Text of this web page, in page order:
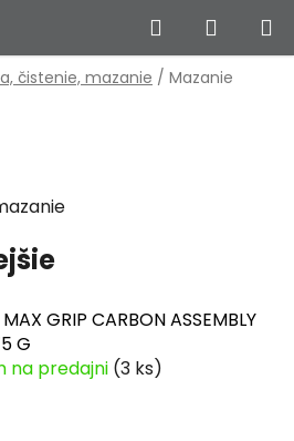
Hľadať
KOŠÍK
čistenie, mazanie / Mazanie
GRIP CARBON ASSEMBLY
G
na predajni (3 ks)